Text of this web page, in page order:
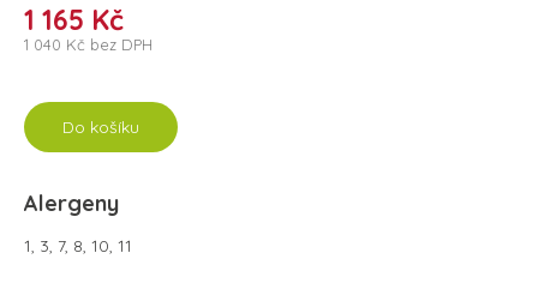
1 165 Kč
1 040 Kč bez DPH
Do košíku
Alergeny
1, 3, 7, 8, 10, 11